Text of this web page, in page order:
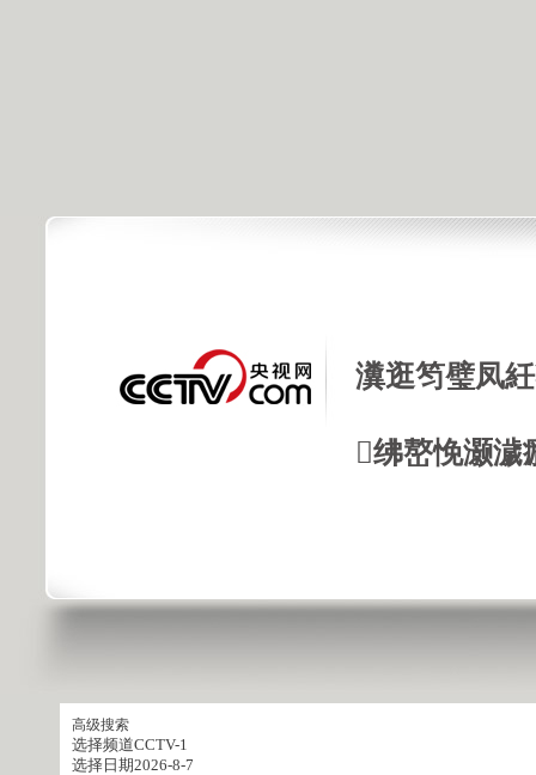
瀵逛笉璧凤
绋嶅悗灏
高级搜索
选择频道CCTV-1
选择日期2026-8-7